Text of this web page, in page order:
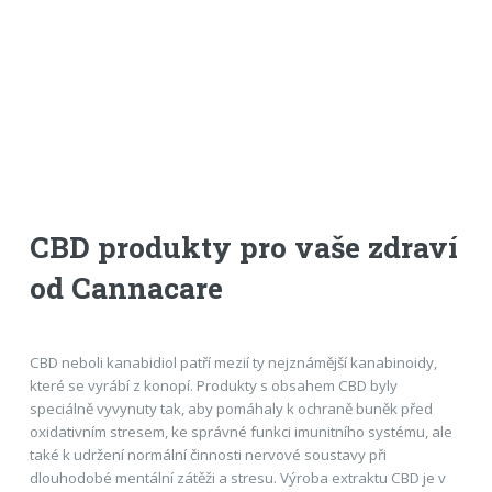
CBD produkty pro vaše zdraví
od Cannacare
CBD neboli kanabidiol patří mezií ty nejznámější kanabinoidy,
které se vyrábí z konopí. Produkty s obsahem CBD byly
speciálně vyvynuty tak, aby pomáhaly k ochraně buněk před
oxidativním stresem, ke správné funkci imunitního systému, ale
také k udržení normální činnosti nervové soustavy při
dlouhodobé mentální zátěži a stresu. Výroba extraktu CBD je v